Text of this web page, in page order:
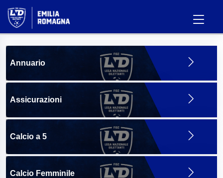
Annuario
Assicurazioni
Calcio a 5
Calcio Femminile